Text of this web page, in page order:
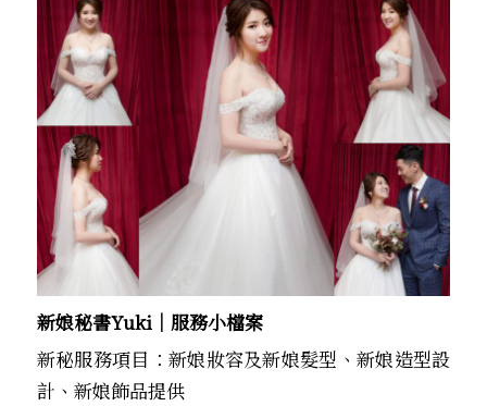
新娘秘書Yuki│服務小檔案
新秘服務項目：新娘妝容及新娘髮型、新娘造型設
計、新娘飾品提供